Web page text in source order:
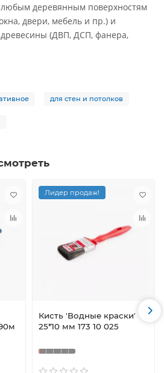
деревянным поверхностям
двери, мебель и пр.) и
(ДВП, ДСП, фанера,
для стен и потолков
Лидер продаж!
Кисть 'Водные краски'
25*10 мм 173 10 025